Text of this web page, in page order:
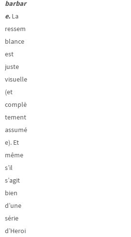
barbar
e. La
ressem
blance
est
juste
visuelle
(et
complè
tement
assumé
e). Et
même
s’il
s’agit
bien
d’une
série
d’Heroi